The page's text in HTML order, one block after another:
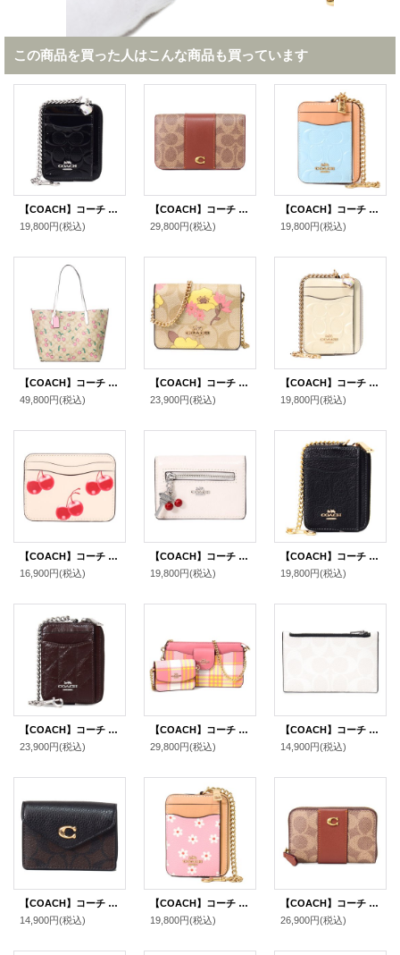
この商品を買った人はこんな商品も買っています
【COACH】コーチ コインケース パテントレザー シグネチャー 型押し ハート チャーム チェーン ジップ カードケース カードポーチ 定期入れ 名刺入れ 小銭入れ ブラック（日本未発売）
19,800円(税込)
【COACH】コーチ カードケース コーティングキャンバス レザー シグネチャー エッセンシャル スリム カードケース 二つ折り コインケース パスケース 定期入れ 名刺入れ タンキャラメル（日本未発売）
29,800円(税込)
【COACH】コーチ コインケース パテントレザー シグネチャー 型押し 南京錠 チャーム チェーン ジップ カードケース カードポーチ 定期入れ 名刺入れ 小銭入れ ライトブルー（日本未発売）
19,800円(税込)
【COACH】コーチ コーティングキャンバス レザー シグネチャー チェリー さくらんぼ ロゴ シティ トートバッグ ライトカーキマルチ〔日本未発売〕
49,800円(税込)
【COACH】コーチ コーティングキャンバス レザー シグネチャー フラワー 花柄 プリント チェーン ミニ ウォレット カードケース カードポーチ 定期入れ 名刺入れ ポーチ コインケース ライトカーキマルチ〔日本未発売〕
23,900円(税込)
【COACH】コーチ コインケース パテントレザー シグネチャー 型押し ハート チャーム チェーン ジップ カードケース カードポーチ 定期入れ 名刺入れ 小銭入れ チャーク（日本未発売）
19,800円(税込)
【COACH】コーチ カードケース Coachtopia さくらんぼ レザー チェリー ロゴ スリム パスケース カードケース 定期入れ 名刺入れ マルチ（日本未発売）
16,900円(税込)
【COACH】コーチ カードケース さくらんぼ グレイズドレザー 鍵 チャーム付き スリム カードケース 二つ折り コインケース パスケース 定期入れ 名刺入れ チャーク（日本未発売）
19,800円(税込)
【COACH】コーチ コインケース ぺブルレザー シグネチャー 型押し チェーン ジップ カードケース カードポーチ 定期入れ 名刺入れ 小銭入れ ブラック（日本未発売）
19,800円(税込)
【COACH】コーチ コインケース キルティング レザー チェーン ジップ カードケース カードポーチ 定期入れ 名刺入れ 小銭入れ メイプル（日本未発売）
23,900円(税込)
【COACH】コーチ コーティングキャンバス スムースレザー チェック ポピー クロスボディ 2way クラッチ ポーチ チェーン ショルダーバッグ+カードケース 定期入れ 名刺入れ コインケース ２点セット タフィーマルチ（日本未発売）
29,800円(税込)
【COACH】コーチ コーティングキャンバス レザー シグネチャー ジップ カードケース コインケース 小銭入れ チャーク×ブラックマルチ〔日本未発売〕
14,900円(税込)
【COACH】コーチ コーティングキャンバス ぺブルレザー シグネチャー タミー カードケース カードポーチ 定期入れ 名刺入れ コインケース ブラウン×ブラック（日本未発売）
14,900円(税込)
【COACH】コーチ コインケース レザー フラワー 花柄 チェーン ロゴ ジップ カードケース カードポーチ 定期入れ 名刺入れ 小銭入れ ピンクマルチカラー（日本未発売）
19,800円(税込)
【COACH】コーチ カードケース コーティングキャンバス レザー シグネチャー エッセンシャル スモール ジップ アラウンド スクエア スリム コインケース タンキャラメル（日本未発売）
26,900円(税込)